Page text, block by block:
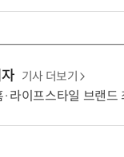
보
기사 더보기
프스타일 브랜드 최대 90% 할인 '